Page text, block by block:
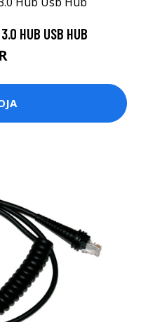
HUB USB HUB